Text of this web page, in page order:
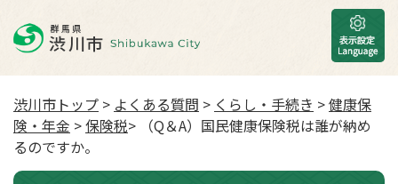
渋川市トップ > よくある質問 > くらし・手続き >健康保
険・年金 >保険税> （Q＆A）国民健康保険税は誰が納め
るのですか。